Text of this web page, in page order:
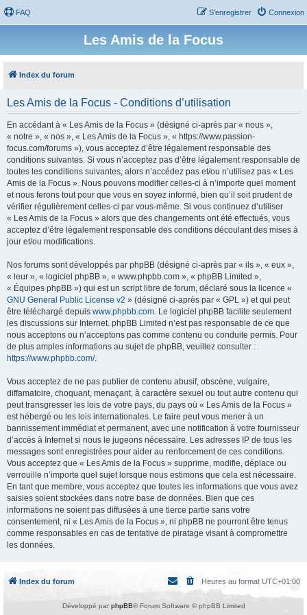
FAQ Connexion
S’enregistrer
Les Amis de la Focus
Index du forum
Les Amis de la Focus - Conditions d’utilisation
En accédant à « Les Amis de la Focus » (désigné ci-après par « nous »,
« notre », « nos », « Les Amis de la Focus », « https://www.passion-
focus.com/forums »), vous acceptez d’être légalement responsable des
conditions suivantes. Si vous n’acceptez pas d’être légalement responsable de
toutes les conditions suivantes, alors n’accédez pas et/ou n’utilisez pas « Les
Amis de la Focus ». Nous pouvons modifier celles-ci à n’importe quel moment
et nous ferons tout pour que vous en soyez informé, bien qu’il soit prudent de
vérifier régulièrement celles-ci par vous-même. Si vous continuez d’utiliser
« Les Amis de la Focus » alors que des changements ont été effectués, vous
acceptez d’être légalement responsable des conditions découlant des mises à
jour et/ou modifications.
Nos forums sont développés par phpBB (désigné ci-après par « ils », « eux »,
« leur », « logiciel phpBB », « www.phpbb.com », « phpBB Limited »,
« Équipes phpBB ») qui est un script libre de forum, déclaré sous la licence «
GNU General Public License v2 » (désigné ci-après par « GPL ») et qui peut
être téléchargé depuis www.phpbb.com. Le logiciel phpBB facilite seulement
les discussions sur Internet. phpBB Limited n’est pas responsable de ce que
nous acceptons ou n’acceptons pas comme contenu ou conduite permis. Pour
de plus amples informations au sujet de phpBB, veuillez consulter :
https://www.phpbb.com/.
Vous acceptez de ne pas publier de contenu abusif, obscène, vulgaire,
diffamatoire, choquant, menaçant, à caractère sexuel ou tout autre contenu qui
peut transgresser les lois de votre pays, du pays où « Les Amis de la Focus »
est hébergé ou les lois internationales. Le faire peut vous mener à un
bannissement immédiat et permanent, avec une notification à votre fournisseur
d’accès à Internet si nous le jugeons nécessaire. Les adresses IP de tous les
messages sont enregistrées pour aider au renforcement de ces conditions.
Vous acceptez que « Les Amis de la Focus » supprime, modifie, déplace ou
verrouille n’importe quel sujet lorsque nous estimons que cela est nécessaire.
En tant que membre, vous acceptez que toutes les informations que vous avez
saisies soient stockées dans notre base de données. Bien que ces
informations ne soient pas diffusées à une tierce partie sans votre
consentement, ni « Les Amis de la Focus », ni phpBB ne pourront être tenus
comme responsables en cas de tentative de piratage visant à compromettre
les données.
Index du forum Heures au format UTC+01:00
Développé par phpBB® Forum Software © phpBB Limited